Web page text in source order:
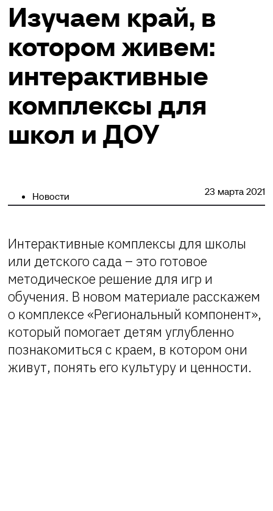
Изучаем край, в
котором живем:
интерактивные
комплексы для
школ и ДОУ
Новости 23 марта 2021
Интерактивные комплексы для школы
или детского сада – это готовое
методическое решение для игр и
обучения. В новом материале расскажем
о комплексе «Региональный компонент»,
который помогает детям углубленно
познакомиться с краем, в котором они
живут, понять его культуру и ценности.